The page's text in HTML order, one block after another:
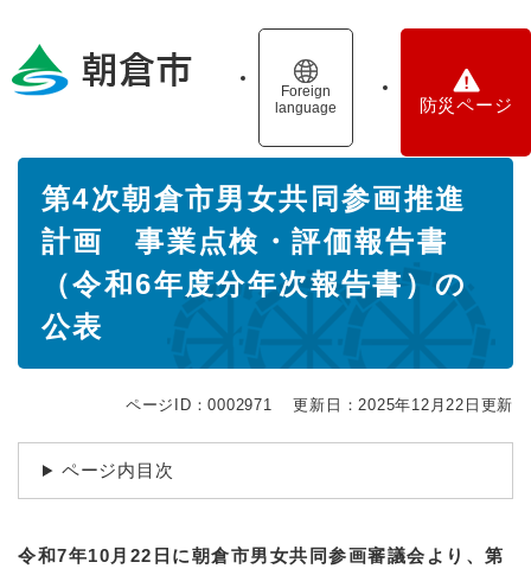
の
Foreign
language
防災ページ
第4次朝倉市男女共同参画推進
計画 事業点検・評価報告書
（令和6年度分年次報告書）の
公表
ページID：0002971 更新日：2025年12月22日更新
ページ内目次
令和7年10月22日に朝倉市男女共同参画審議会より、第